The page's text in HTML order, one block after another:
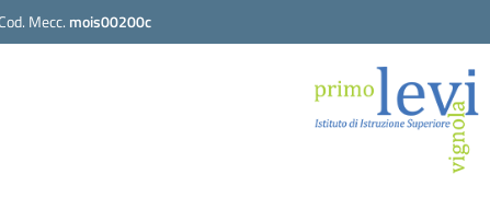
Mecc. mois00200c